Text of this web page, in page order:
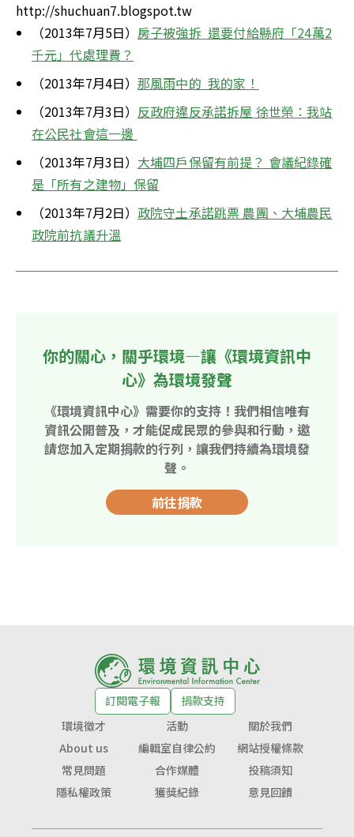
http://shuchuan7.blogspot.tw
（2013年7月5日） 房子被強拆  還要付給縣府「24萬2
千元」代處理費？
（2013年7月4日） 那風雨中的  我的家！
（2013年7月3日） 反政府違反承諾拆屋 徐世榮：我站
在公民社會這一邊
（2013年7月3日） 大埔四戶保留有前提？ 會議紀錄確
是「所有之建物」保留
（2013年7月2日） 政院守土承諾跳票 農團、大埔農民
政院前抗議升溫
你的關心，關乎環境—讓《環境資訊中
心》為環境發聲
《環境資訊中心》需要你的支持！我們相信唯有
資訊公開普及，才能促成民眾的參與和行動，邀
請您加入定期捐款的行列，讓我們持續為環境發
聲。
前往捐款
訂閱電子報
捐款支持
環境徵才
活動
關於我們
About us
編輯室自律公約
網站授權條款
常見問題
合作媒體
投稿須知
隱私權政策
獲獎紀錄 意見回饋